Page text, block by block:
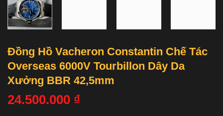
Đồng Hồ Vacheron Constantin Chế Tác
Overseas 6000V Tourbillon Dây Da
Xưởng BBR 42,5mm
24.500.000 ₫